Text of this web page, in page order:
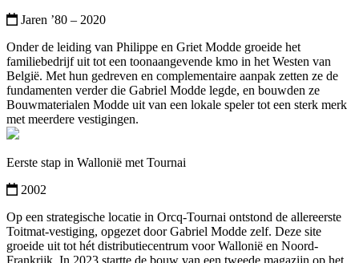
Jaren ’80 – 2020
Onder de leiding van Philippe en Griet Modde groeide het
familiebedrijf uit tot een toonaangevende kmo in het Westen van
België. Met hun gedreven en complementaire aanpak zetten ze de
fundamenten verder die Gabriel Modde legde, en bouwden ze
Bouwmaterialen Modde uit van een lokale speler tot een sterk merk
met meerdere vestigingen.
Eerste stap in Wallonië met Tournai
2002
Op een strategische locatie in Orcq-Tournai ontstond de allereerste
Toitmat-vestiging, opgezet door Gabriel Modde zelf. Deze site
groeide uit tot hét distributiecentrum voor Wallonië en Noord-
Frankrijk. In 2023 startte de bouw van een tweede magazijn op het